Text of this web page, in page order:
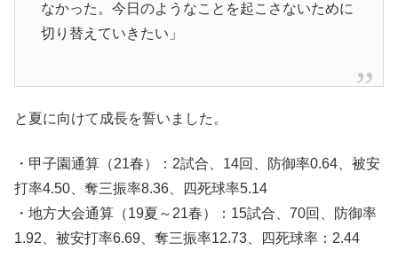
なかった。今日のようなことを起こさないために
切り替えていきたい」
と夏に向けて成長を誓いました。
・甲子園通算（21春）：2試合、14回、防御率0.64、被安
打率4.50、奪三振率8.36、四死球率5.14
・地方大会通算（19夏～21春）：15試合、70回、防御率
1.92、被安打率6.69、奪三振率12.73、四死球率：2.44